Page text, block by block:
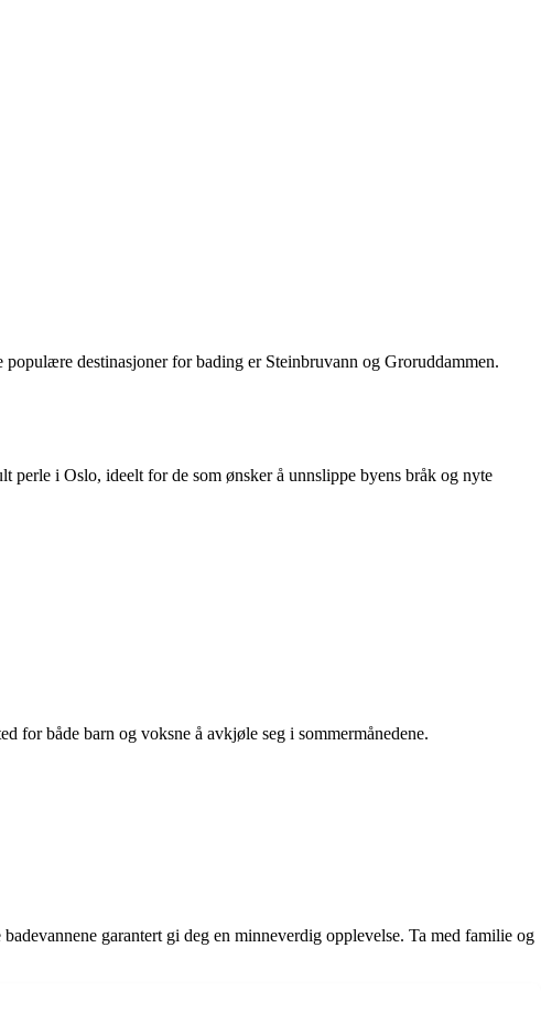
destinasjoner for bading er Steinbruvann og Groruddammen.
perle i Oslo, ideelt for de som ønsker å unnslippe byens bråk og nyte
for både barn og voksne å avkjøle seg i sommermånedene.
garantert gi deg en minneverdig opplevelse. Ta med familie og